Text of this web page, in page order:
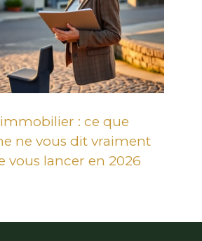
: ce que
ne vous dit vraiment
vous lancer en 2026